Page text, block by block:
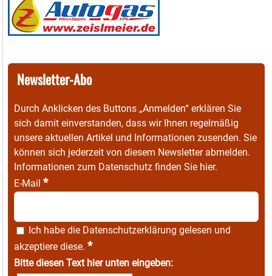
Newsletter-Abo
Durch Anklicken des Buttons „Anmelden“ erklären Sie
sich damit einverstanden, dass wir Ihnen regelmäßig
unsere aktuellen Artikel und Informationen zusenden. Sie
können sich jederzeit von diesem Newsletter abmelden.
Informationen zum Datenschutz finden Sie hier.
E-Mail *
Ich habe die Datenschutzerklärung gelesen und
akzeptiere diese. *
Bitte diesen Text hier unten eingeben: